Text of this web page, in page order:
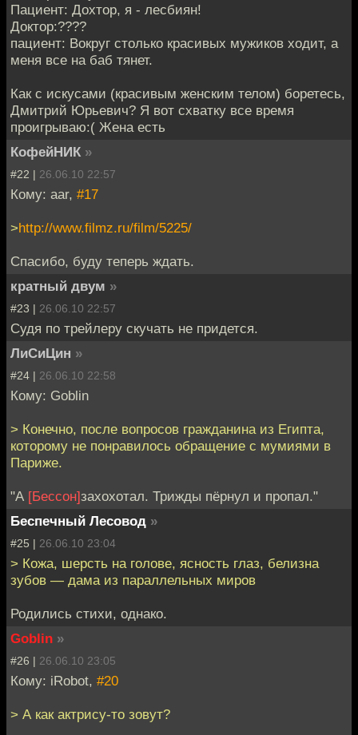
Пациент: Дохтор, я - лесбиян!
Доктор:????
пациент: Вокруг столько красивых мужиков ходит, а
меня все на баб тянет.
Как с искусами (красивым женским телом) боретесь,
Дмитрий Юрьевич? Я вот схватку все время
проигрываю:( Жена есть
КофейНИК »
#22 | 26.06.10 22:57
Кому: aar, #17
>http://www.filmz.ru/film/5225/
Спасибо, буду теперь ждать.
кратный двум »
#23 | 26.06.10 22:57
Судя по трейлеру скучать не придется.
ЛиСиЦин »
#24 | 26.06.10 22:58
Кому: Goblin
> Конечно, после вопросов гражданина из Египта,
которому не понравилось обращение с мумиями в
Париже.
"А [Бессон]захохотал. Трижды пёрнул и пропал."
Беспечный Лесовод »
#25 | 26.06.10 23:04
> Кожа, шерсть на голове, ясность глаз, белизна
зубов — дама из параллельных миров
Родились стихи, однако.
Goblin »
#26 | 26.06.10 23:05
Кому: iRobot, #20
> А как актрису-то зовут?